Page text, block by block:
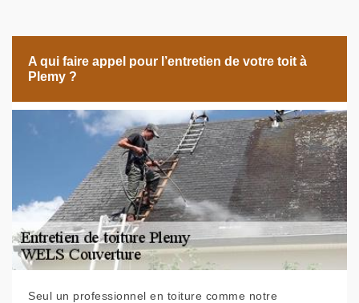
A qui faire appel pour l’entretien de votre toit à
Plemy ?
Seul un professionnel en toiture comme notre